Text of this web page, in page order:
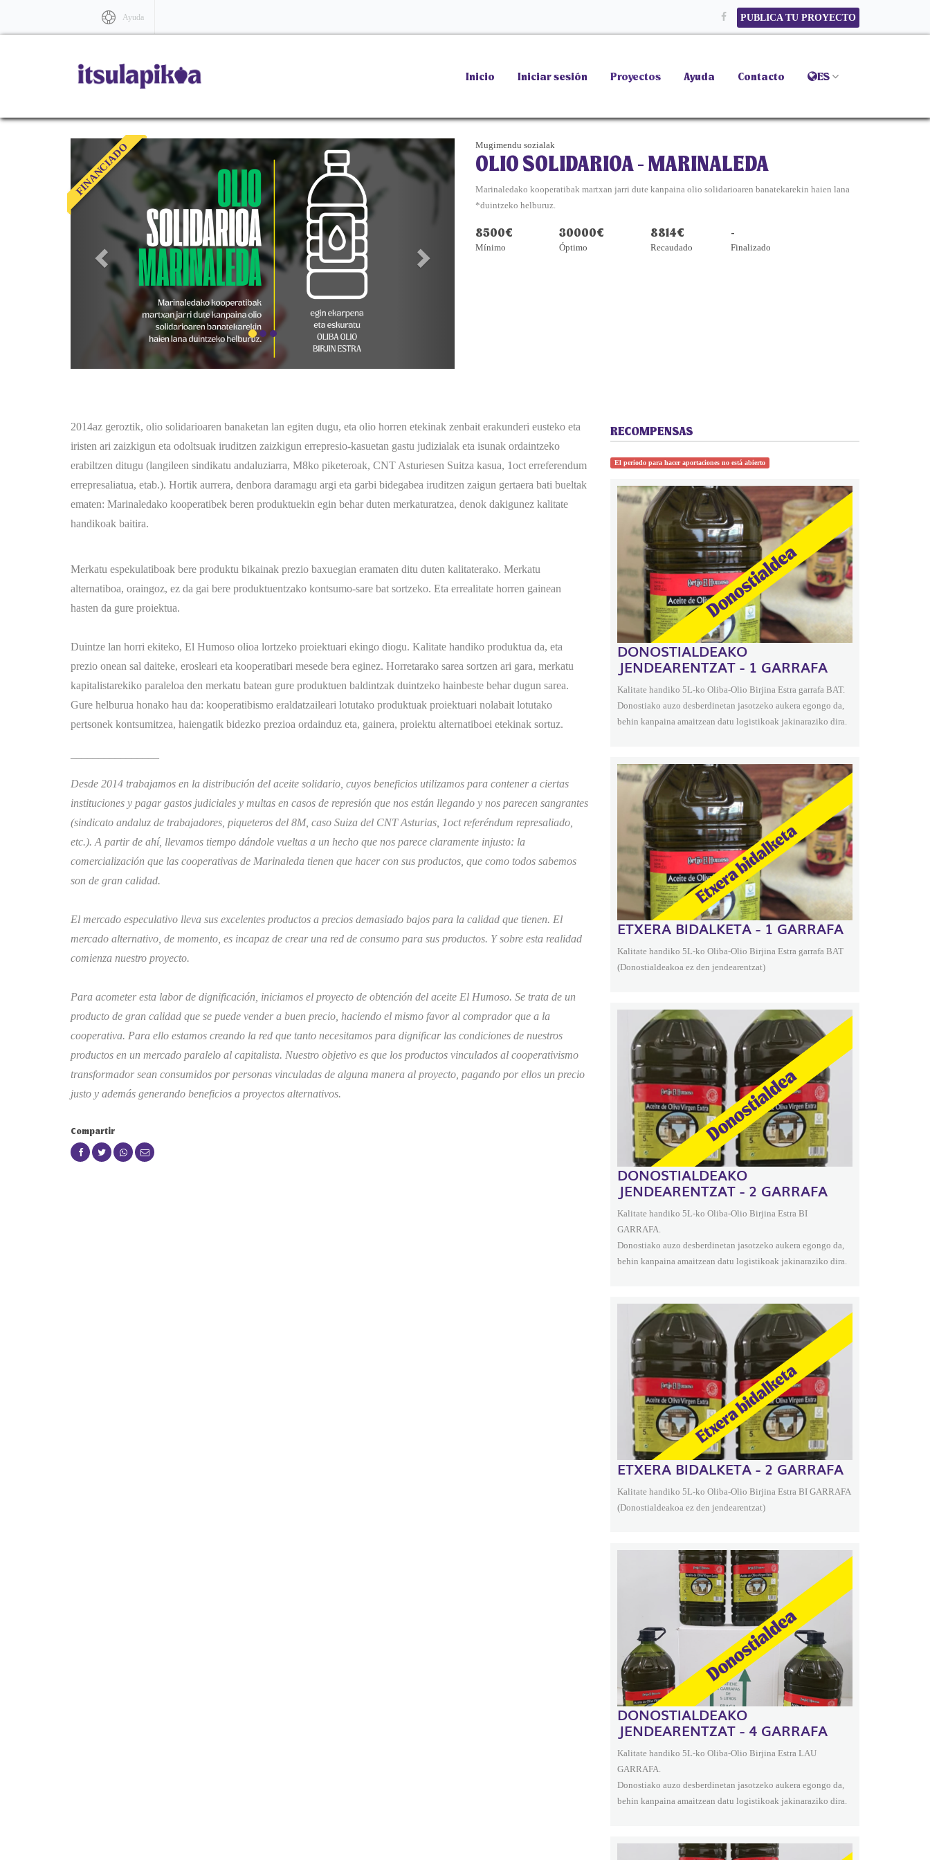
Ayuda PUBLICA TU PROYECTO
Inicio Iniciar sesión Proyectos Ayuda Contacto ES
FINANCIADO
&laquo;
Previous
Next
&raquo;
Mugimendu sozialak
OLIO SOLIDARIOA - MARINALEDA
Marinaledako kooperatibak martxan jarri dute kanpaina olio solidarioaren banatekarekin haien lana
*duintzeko helburuz.
8500€
Mínimo
30000€
Óptimo
8814€
Recaudado
-
Finalizado
2014az geroztik, olio solidarioaren banaketan lan egiten dugu, eta olio horren etekinak zenbait erakunderi eusteko eta
iristen ari zaizkigun eta odoltsuak iruditzen zaizkigun errepresio-kasuetan gastu judizialak eta isunak ordaintzeko
erabiltzen ditugu (langileen sindikatu andaluziarra, M8ko piketeroak, CNT Asturiesen Suitza kasua, 1oct erreferendum
errepresaliatua, etab.). Hortik aurrera, denbora daramagu argi eta garbi bidegabea iruditzen zaigun gertaera bati bueltak
ematen: Marinaledako kooperatibek beren produktuekin egin behar duten merkaturatzea, denok dakigunez kalitate
handikoak baitira.
Merkatu espekulatiboak bere produktu bikainak prezio baxuegian eramaten ditu duten kalitaterako. Merkatu
alternatiboa, oraingoz, ez da gai bere produktuentzako kontsumo-sare bat sortzeko. Eta errealitate horren gainean
hasten da gure proiektua.
Duintze lan horri ekiteko, El Humoso olioa lortzeko proiektuari ekingo diogu. Kalitate handiko produktua da, eta
prezio onean sal daiteke, erosleari eta kooperatibari mesede bera eginez. Horretarako sarea sortzen ari gara, merkatu
kapitalistarekiko paraleloa den merkatu batean gure produktuen baldintzak duintzeko hainbeste behar dugun sarea.
Gure helburua honako hau da: kooperatibismo eraldatzaileari lotutako produktuak proiektuari nolabait lotutako
pertsonek kontsumitzea, haiengatik bidezko prezioa ordainduz eta, gainera, proiektu alternatiboei etekinak sortuz.
Desde 2014 trabajamos en la distribución del aceite solidario, cuyos beneficios utilizamos para contener a ciertas
instituciones y pagar gastos judiciales y multas en casos de represión que nos están llegando y nos parecen sangrantes
(sindicato andaluz de trabajadores, piqueteros del 8M, caso Suiza del CNT Asturias, 1oct referéndum represaliado,
etc.). A partir de ahí, llevamos tiempo dándole vueltas a un hecho que nos parece claramente injusto: la
comercialización que las cooperativas de Marinaleda tienen que hacer con sus productos, que como todos sabemos
son de gran calidad.
El mercado especulativo lleva sus excelentes productos a precios demasiado bajos para la calidad que tienen. El
mercado alternativo, de momento, es incapaz de crear una red de consumo para sus productos. Y sobre esta realidad
comienza nuestro proyecto.
Para acometer esta labor de dignificación, iniciamos el proyecto de obtención del aceite El Humoso. Se trata de un
producto de gran calidad que se puede vender a buen precio, haciendo el mismo favor al comprador que a la
cooperativa. Para ello estamos creando la red que tanto necesitamos para dignificar las condiciones de nuestros
productos en un mercado paralelo al capitalista. Nuestro objetivo es que los productos vinculados al cooperativismo
transformador sean consumidos por personas vinculadas de alguna manera al proyecto, pagando por ellos un precio
justo y además generando beneficios a proyectos alternativos.
Compartir
RECOMPENSAS
El periodo para hacer aportaciones no está abierto
DONOSTIALDEAKO
JENDEARENTZAT - 1 GARRAFA
Kalitate handiko 5L-ko Oliba-Olio Birjina Estra garrafa BAT.
Donostiako auzo desberdinetan jasotzeko aukera egongo da,
behin kanpaina amaitzean datu logistikoak jakinaraziko dira.
ETXERA BIDALKETA - 1 GARRAFA
Kalitate handiko 5L-ko Oliba-Olio Birjina Estra garrafa BAT
(Donostialdeakoa ez den jendearentzat)
DONOSTIALDEAKO
JENDEARENTZAT - 2 GARRAFA
Kalitate handiko 5L-ko Oliba-Olio Birjina Estra BI
GARRAFA.
Donostiako auzo desberdinetan jasotzeko aukera egongo da,
behin kanpaina amaitzean datu logistikoak jakinaraziko dira.
ETXERA BIDALKETA - 2 GARRAFA
Kalitate handiko 5L-ko Oliba-Olio Birjina Estra BI GARRAFA
(Donostialdeakoa ez den jendearentzat)
DONOSTIALDEAKO
JENDEARENTZAT - 4 GARRAFA
Kalitate handiko 5L-ko Oliba-Olio Birjina Estra LAU
GARRAFA.
Donostiako auzo desberdinetan jasotzeko aukera egongo da,
behin kanpaina amaitzean datu logistikoak jakinaraziko dira.